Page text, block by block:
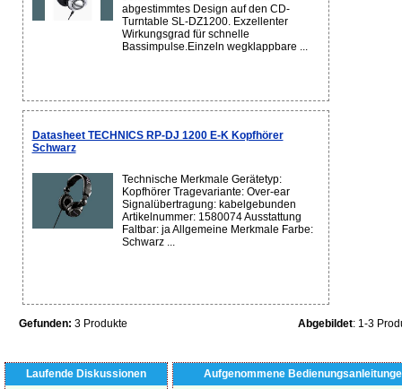
abgestimmtes Design auf den CD-
Turntable SL-DZ1200. Exzellenter
Wirkungsgrad für schnelle
Bassimpulse.Einzeln wegklappbare ...
Datasheet TECHNICS RP-DJ 1200 E-K Kopfhörer
Schwarz
Technische Merkmale Gerätetyp:
Kopfhörer Tragevariante: Over-ear
Signalübertragung: kabelgebunden
Artikelnummer: 1580074 Ausstattung
Faltbar: ja Allgemeine Merkmale Farbe:
Schwarz ...
Gefunden: 3 Produkte Abgebildet: 1-3
Laufende Diskussionen
Aufgenommene